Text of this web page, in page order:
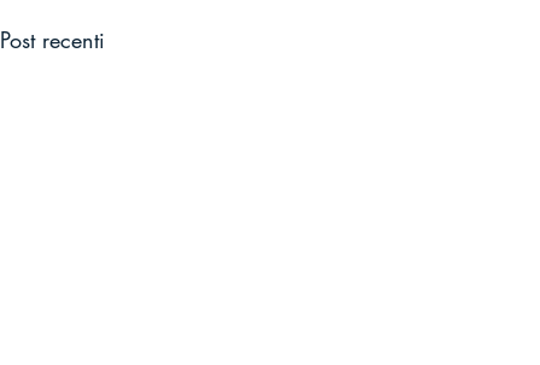
Post recenti